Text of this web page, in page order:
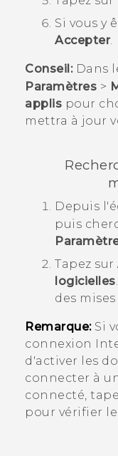
Si vous y
Accepter.
Conseil:Dans
Paramètres >
applis pour
mettra à jour
Depuis
puis
Tapez sur
logicielles
des
Remarque:Si
connexion
d'activer les
connecter à
connecté,
pour vérifier